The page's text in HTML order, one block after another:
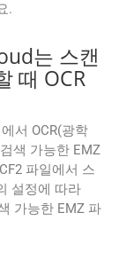
.
는 스캔
때 OCR
서 OCR(광학
색 가능한 EMZ
파일에서 스
설정에 따라
가능한 EMZ 파